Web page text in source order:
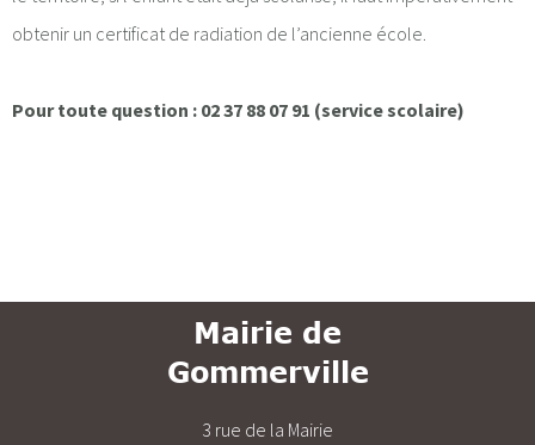
obtenir un certificat de radiation de l’ancienne école.
Pour toute question : 02 37 88 07 91 (service scolaire)
Mairie de
Gommerville
3 rue de la Mairie